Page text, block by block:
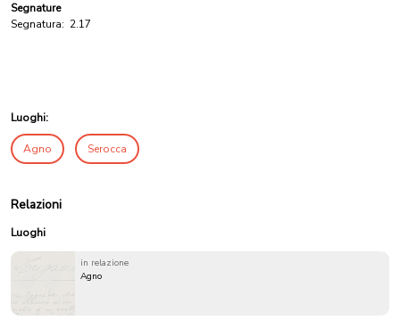
Segnature
Segnatura: 2.17
Luoghi:
Agno Serocca
Relazioni
Luoghi
in relazione
Agno